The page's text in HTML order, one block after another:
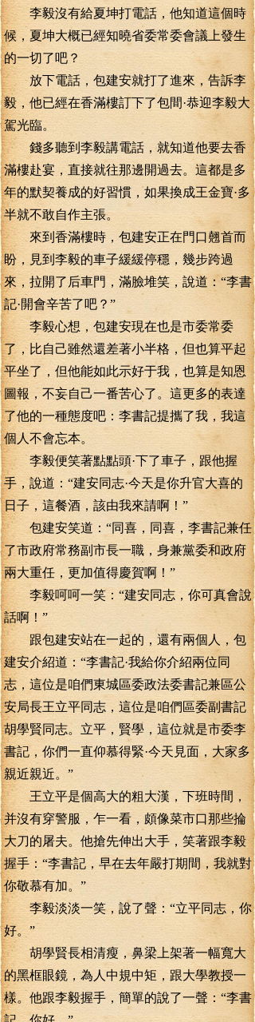
李毅沒有給夏坤打電話，他知道這個時
候，夏坤大概已經知曉省委常委會議上發生
的一切了吧？
放下電話，包建安就打了進來，告訴李
毅，他已經在香滿樓訂下了包間·恭迎李毅大
駕光臨。
錢多聽到李毅講電話，就知道他要去香
滿樓赴宴，直接就往那邊開過去。這都是多
年的默契養成的好習慣，如果換成王金寶·多
半就不敢自作主張。
來到香滿樓時，包建安正在門口翹首而
盼，見到李毅的車子緩緩停穩，幾步跨過
來，拉開了后車門，滿臉堆笑，說道：“李書
記·開會辛苦了吧？”
李毅心想，包建安現在也是市委常委
了，比自己雖然還差著小半格，但也算平起
平坐了，但他能如此示好于我，也算是知恩
圖報，不妄自己一番苦心了。這更多的表達
了他的一種態度吧：李書記提攜了我，我這
個人不會忘本。
李毅便笑著點點頭·下了車子，跟他握
手，說道：“建安同志·今天是你升官大喜的
日子，這餐酒，該由我來請啊！”
包建安笑道：“同喜，同喜，李書記兼任
了市政府常務副市長一職，身兼黨委和政府
兩大重任，更加值得慶賀啊！”
李毅呵呵一笑：“建安同志，你可真會說
話啊！”
跟包建安站在一起的，還有兩個人，包
建安介紹道：“李書記·我給你介紹兩位同
志，這位是咱們東城區委政法委書記兼區公
安局長王立平同志，這位是咱們區委副書記
胡學賢同志。立平，賢學，這位就是市委李
書記，你們一直仰慕得緊·今天見面，大家多
親近親近。”
王立平是個高大的粗大漢，下班時間，
并沒有穿警服，乍一看，頗像菜市口那些掄
大刀的屠夫。他搶先伸出大手，笑著跟李毅
握手：“李書記，早在去年嚴打期間，我就對
你敬慕有加。”
李毅淡淡一笑，說了聲：“立平同志，你
好。”
胡學賢長相清瘦，鼻梁上架著一幅寬大
的黑框眼鏡，為人中規中矩，跟大學教授一
樣。他跟李毅握手，簡單的說了一聲：“李書